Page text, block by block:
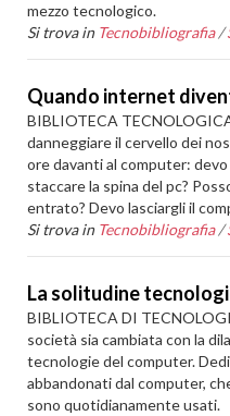
mezzo tecnologico.
Si trova in Tecnobibliografia /
Quando internet
BIBLIOTECA
danneggiare il cervello dei
ore davanti al computer:
staccare la spina del pc?
entrato? Devo lasciargli il
Si trova in Tecnobibliografia /
La solitudine
BIBLIOTECA DI
società sia cambiata con la
tecnologie del computer.
abbandonati dal computer,
sono quotidianamente usati.